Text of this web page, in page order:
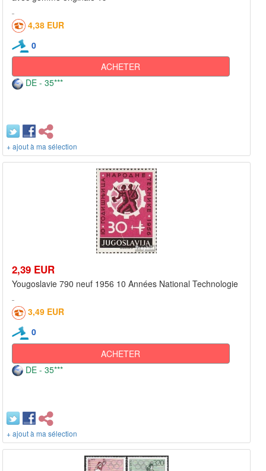
4,38 EUR
0
ACHETER
DE - 35***
+ ajout à ma sélection
2,39 EUR
Yougoslavie 790 neuf 1956 10 Années National Technologie
3,49 EUR
0
ACHETER
DE - 35***
+ ajout à ma sélection